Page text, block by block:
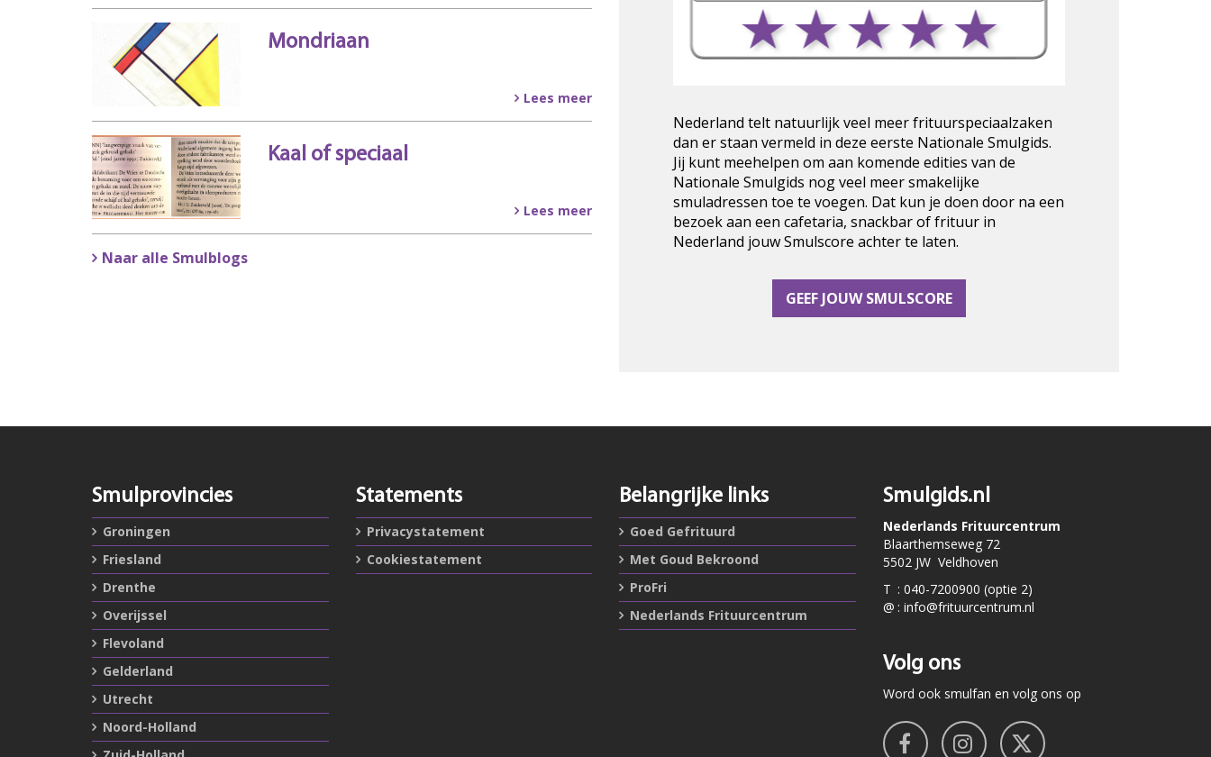
Mondriaan
Lees meer
Kaal of speciaal
Lees meer
Naar alle Smulblogs
Nederland telt natuurlijk veel meer frituurspeciaalzaken
dan er staan vermeld in deze eerste Nationale Smulgids.
Jij kunt meehelpen om aan komende edities van de
Nationale Smulgids nog veel meer smakelijke
smuladressen toe te voegen. Dat kun je doen door na een
bezoek aan een cafetaria, snackbar of frituur in
Nederland jouw Smulscore achter te laten.
GEEF JOUW SMULSCORE
Smulprovincies
Groningen
Friesland
Drenthe
Overijssel
Flevoland
Gelderland
Utrecht
Noord-Holland
Statements
Privacystatement
Cookiestatement
Belangrijke links
Goed Gefrituurd
Met Goud Bekroond
ProFri
Nederlands Frituurcentrum
Smulgids.nl
Nederlands Frituurcentrum
Blaarthemseweg 72
5502 JW Veldhoven
T : 040-7200900 (optie 2)
@ : info@frituurcentrum.nl
Volg ons
Word ook smulfan en volg ons op